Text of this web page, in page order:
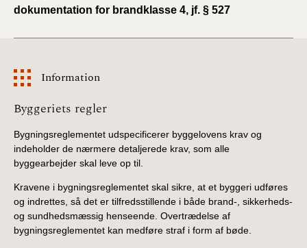
dokumentation for brandklasse 4, jf. § 527
Information
Information
Byggeriets regler
Bygningsreglementet udspecificerer byggelovens krav og
indeholder de nærmere detaljerede krav, som alle
byggearbejder skal leve op til.
Kravene i bygningsreglementet skal sikre, at et byggeri udføres
og indrettes, så det er tilfredsstillende i både brand-, sikkerheds-
og sundhedsmæssig henseende. Overtrædelse af
bygningsreglementet kan medføre straf i form af bøde.